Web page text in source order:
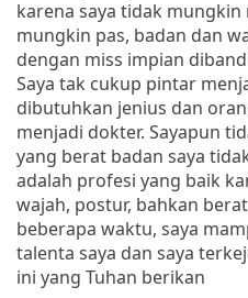
karena saya tidak
mungkin pas, badan dan
dengan miss impian
Saya tak cukup pintar
dibutuhkan jenius dan
menjadi dokter. Sayapun
yang berat badan saya
adalah profesi yang baik
wajah, postur, bahkan
beberapa waktu, saya
talenta saya dan saya
ini yang Tuhan berikan